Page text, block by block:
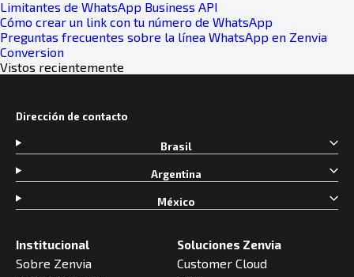
Limitantes de WhatsApp Business API
Cómo crear un link con tu número de WhatsApp
Preguntas frecuentes sobre la línea WhatsApp en Zenvia
Conversion
Vistos recientemente
Institucional
Sobre Zenvia
Soluciones Zenvia
Customer Cloud
Dirección de contacto
Brasil
Argentina
México